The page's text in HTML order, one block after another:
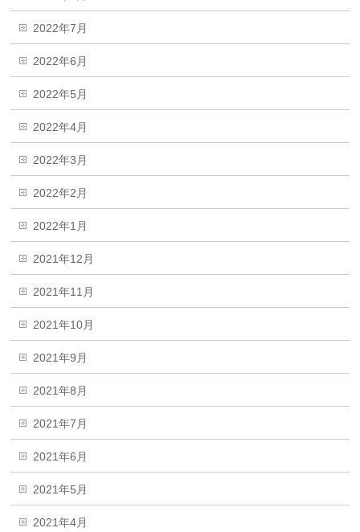
2022年7月
2022年6月
2022年5月
2022年4月
2022年3月
2022年2月
2022年1月
2021年12月
2021年11月
2021年10月
2021年9月
2021年8月
2021年7月
2021年6月
2021年5月
2021年4月